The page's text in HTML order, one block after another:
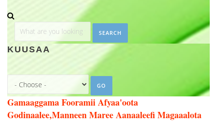
Search
KUUSAA
Gamaaggama Fooramii Afyaa'oota
Godinaalee,Manneen Maree Aanaaleefi Magaaalota